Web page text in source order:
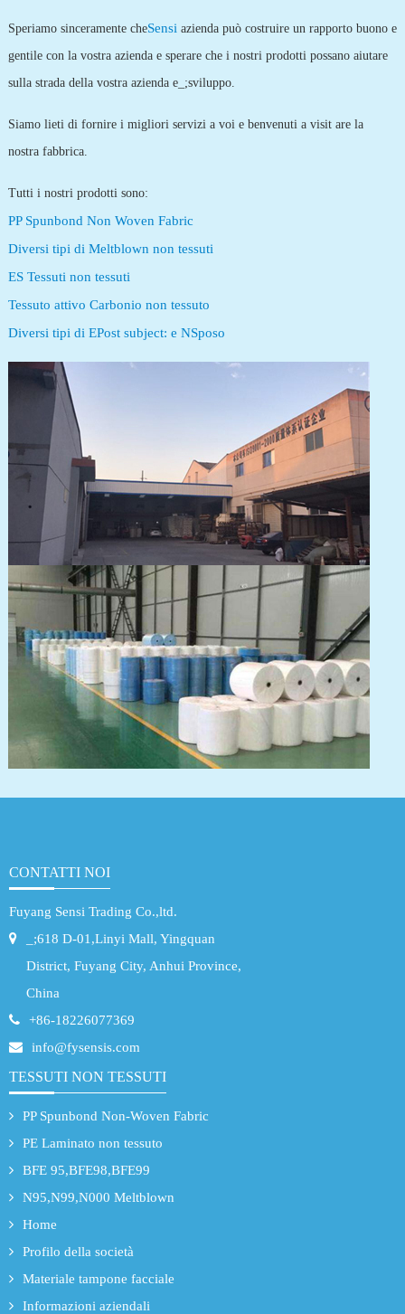
Speriamo sinceramente cheSensi azienda può costruire un rapporto buono e
gentile con la vostra azienda e sperare che i nostri prodotti possano aiutare
sulla strada della vostra azienda e_;sviluppo.
Siamo lieti di fornire i migliori servizi a voi e benvenuti a visit are la
nostra fabbrica.
Tutti i nostri prodotti sono:
PP Spunbond Non Woven Fabric
Diversi tipi di Meltblown non tessuti
ES Tessuti non tessuti
Tessuto attivo Carbonio non tessuto
Diversi tipi di EPost subject: e NSposo
CONTATTI NOI
Fuyang Sensi Trading Co.,ltd.
_;618 D-01,Linyi Mall, Yingquan
District, Fuyang City, Anhui Province,
China
+86-18226077369
info@fysensis.com
TESSUTI NON TESSUTI
PP Spunbond Non-Woven Fabric
PE Laminato non tessuto
BFE 95,BFE98,BFE99
N95,N99,N000 Meltblown
Home
Profilo della società
Materiale tampone facciale
Informazioni aziendali